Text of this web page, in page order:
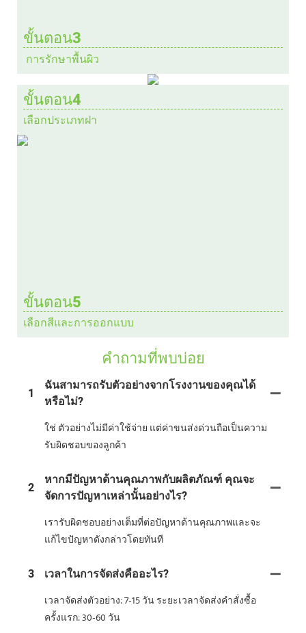
ขั้นตอน3
การรักษาพื้นผิว
ขั้นตอน4
เลือกประเภทฝา
ขั้นตอน5
เลือกสีและการออกแบบ
คำถามที่พบบ่อย
1
ฉันสามารถรับตัวอย่างจากโรงงานของคุณได้
หรือไม่?
ใช่ ตัวอย่างไม่มีค่าใช้จ่าย แต่ค่าขนส่งด่วนถือเป็นความ
รับผิดชอบของลูกค้า
2
หากมีปัญหาด้านคุณภาพกับผลิตภัณฑ์ คุณจะ
จัดการปัญหาเหล่านั้นอย่างไร?
เรารับผิดชอบอย่างเต็มที่ต่อปัญหาด้านคุณภาพและจะ
แก้ไขปัญหาดังกล่าวโดยทันที
3 เวลาในการจัดส่งคืออะไร?
เวลาจัดส่งตัวอย่าง: 7-15 วัน ระยะเวลาจัดส่งคำสั่งซื้อ
ครั้งแรก: 30-60 วัน